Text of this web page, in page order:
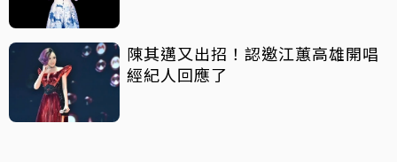
陳其邁又出招！認邀江蕙高雄開唱
經紀人回應了